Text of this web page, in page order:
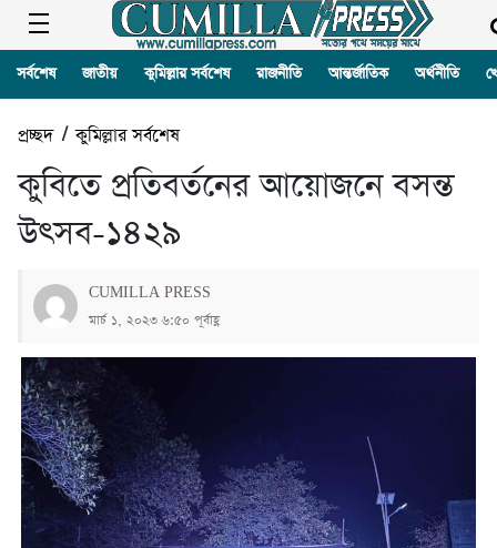
সর্বশেষ জাতীয় কুমিল্লার সর্বশেষ রাজনীতি আন্তর্জাতিক অর্থনীতি
প্রচ্ছদ/কুমিল্লার সর্বশেষ
কুবিতে প্রতিবর্তনের আয়োজনে বসন্ত
উৎসব-১৪২৯
CUMILLA PRESS
মার্চ ১, ২০২৩ ৬:৫০ পূর্বাহ্ণ